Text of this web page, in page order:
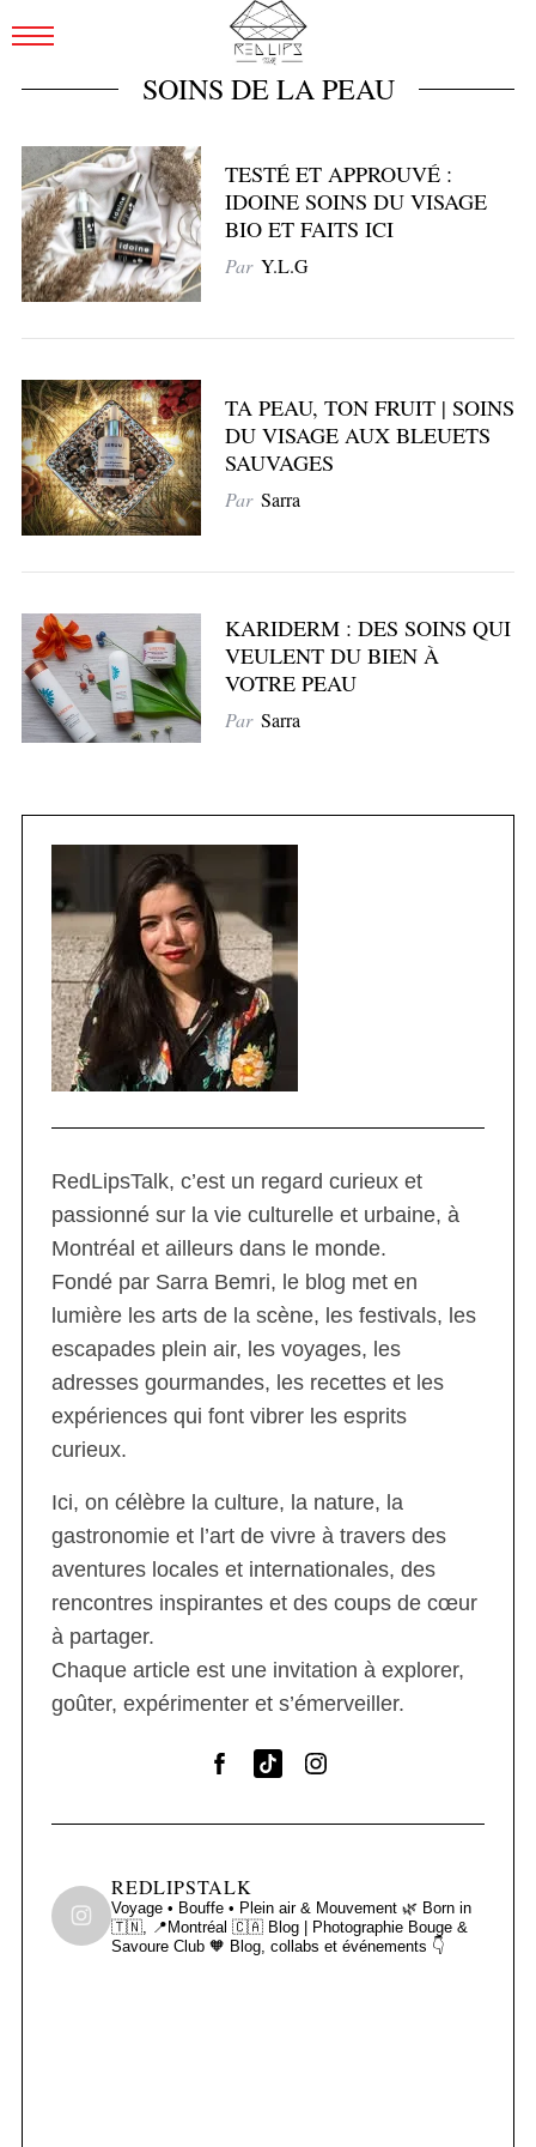
SOINS DE LA PEAU
TESTÉ ET APPROUVÉ :
IDOINE SOINS DU VISAGE
BIO ET FAITS ICI
Par Y.L.G
TA PEAU, TON FRUIT | SOINS
DU VISAGE AUX BLEUETS
SAUVAGES
Par Sarra
KARIDERM : DES SOINS QUI
VEULENT DU BIEN À
VOTRE PEAU
Par Sarra
RedLipsTalk, c’est un regard curieux et
passionné sur la vie culturelle et urbaine, à
Montréal et ailleurs dans le monde.
Fondé par Sarra Bemri, le blog met en
lumière les arts de la scène, les festivals, les
escapades plein air, les voyages, les
adresses gourmandes, les recettes et les
expériences qui font vibrer les esprits
curieux.
Ici, on célèbre la culture, la nature, la
gastronomie et l’art de vivre à travers des
aventures locales et internationales, des
rencontres inspirantes et des coups de cœur
à partager.
Chaque article est une invitation à explorer,
goûter, expérimenter et s’émerveiller.
REDLIPSTALK
Voyage • Bouffe • Plein air & Mouvement 🌿Born in
🇹🇳, 📍Montréal 🇨🇦Blog | PhotographieBouge &
Savoure Club 🧡 Blog, collabs et événements 👇